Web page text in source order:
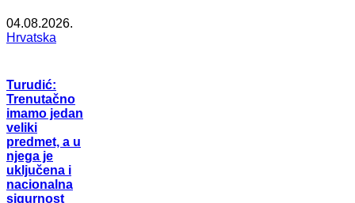
04.08.2026.
Hrvatska
Turudić:
Trenutačno
imamo jedan
veliki
predmet, a u
njega je
uključena i
nacionalna
sigurnost